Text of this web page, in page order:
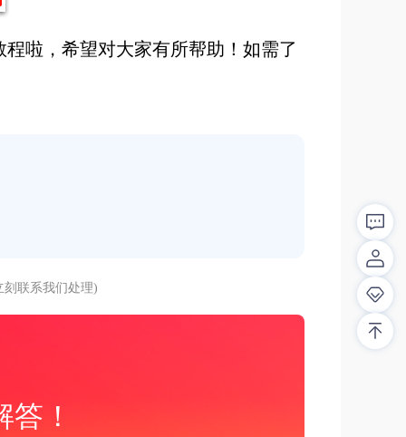
啦，希望对大家有所帮助！如需了
联系我们处理)
！